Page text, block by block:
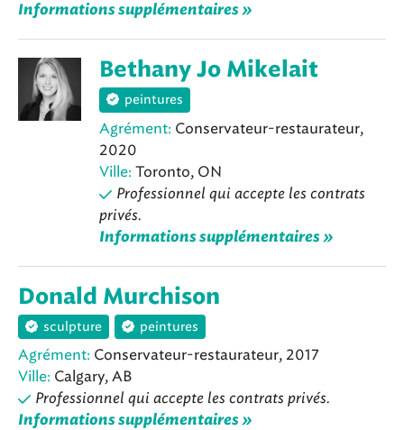
Informations supplémentaires »
Bethany Jo Mikelait
peintures
Agrément: Conservateur-restaurateur,
2020
Ville: Toronto, ON
Professionnel qui accepte les contrats
privés.
Informations supplémentaires »
Donald Murchison
sculpture peintures
Agrément: Conservateur-restaurateur, 2017
Ville: Calgary, AB
Professionnel qui accepte les contrats privés.
Informations supplémentaires »